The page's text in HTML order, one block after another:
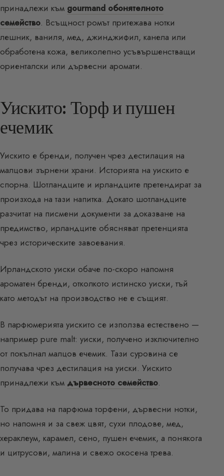
принадлежи към gourmand обонятелното
семейство. Всъщност ромът притежава нотки
лешник, ваниля, мед, джинджифил, канела или
обработена кожа, великолепно усъвършенстващи
ориенталски или дървесни аромати.
Уискито: Торф и пушен
ечемик
Уискито е бренди, получен чрез дестилация на
малцови зърнени храни. Историята на уискито е
спорна. Шотландците и ирландците претендират за
произхода на тази напитка. Докато шотландците
разчитат на писмени документи за доказване на
предимство, ирландците обясняват претенцията
чрез историческите завоевания.
Ирландското уиски обаче по-скоро напомня
ароматен бренди, отколкото истинско уиски, тъй
като методът на производство не е същият.
В парфюмерията уискито се използва естествено —
например pure malt: уиски, получено изключително
от покълнал малцов ечемик. Тази суровина се
получава чрез дестилация на уиски. Уискито
принадлежи към дървесното семейство.
То придава на парфюма торфени, дървесни нотки,
но напомня и за свеж цвят, сухи плодове, мед,
хераклеум, карамел, сено, пушен ечемик, а понякога
и цитрусови, малина и свежо окосена трева.